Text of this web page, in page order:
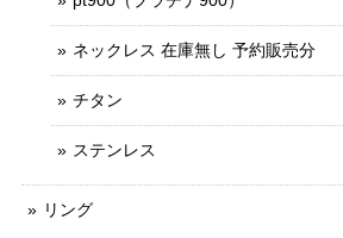
ネックレス 在庫無し 予約販売分
チタン
ステンレス
リング